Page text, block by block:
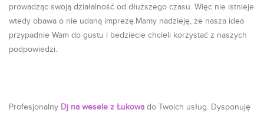
prowadząc swoją działalność od dłuższego czasu. Więc nie istnieje
wtedy obawa o nie udaną imprezę.Mamy nadzieję, że nasza idea
przypadnie Wam do gustu i bedziecie chcieli korzystać z naszych
podpowiedzi.
Profesjonalny Dj na wesele z Łukowa do Twoich usług. Dysponuję